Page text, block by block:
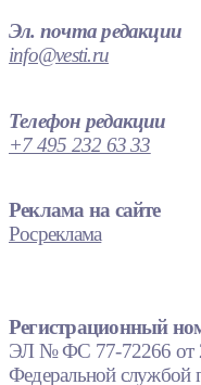
Эл. почта редакции
info@vesti.ru
Телефон редакции
+7 495 232 63 33
Реклама на сайте
Росреклама
Регистрационный
ЭЛ № ФС 77-72266 от
Федеральной службой